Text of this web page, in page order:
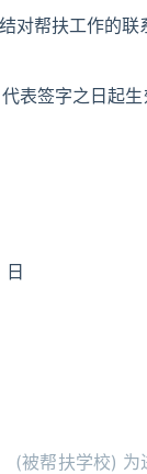
对帮扶工作的联
表签字之日起
(被帮扶学校)